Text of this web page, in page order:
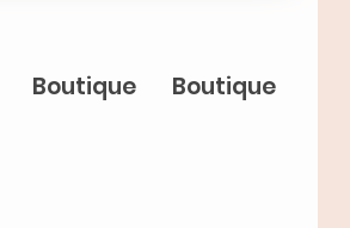
Boutique Boutique